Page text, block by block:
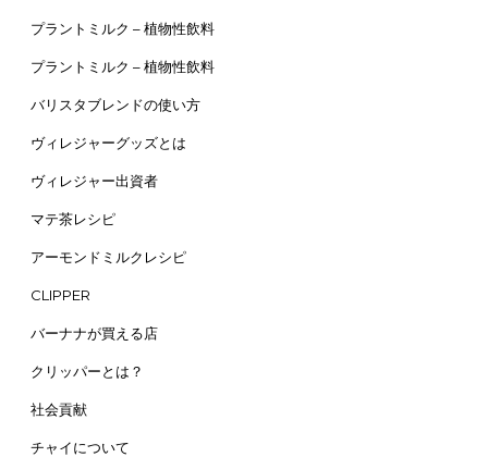
プラントミルク – 植物性飲料
プラントミルク – 植物性飲料
バリスタブレンドの使い方
ヴィレジャーグッズとは
ヴィレジャー出資者
マテ茶レシピ
アーモンドミルクレシピ
CLIPPER
バーナナが買える店
クリッパーとは？
社会貢献
チャイについて